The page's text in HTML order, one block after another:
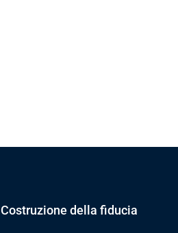
Costruzione della fiducia